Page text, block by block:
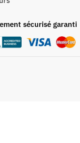
sécurisé garanti